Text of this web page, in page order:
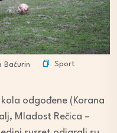
Baćurin
Sport
odgođene (Korana
Mladost Rečica –